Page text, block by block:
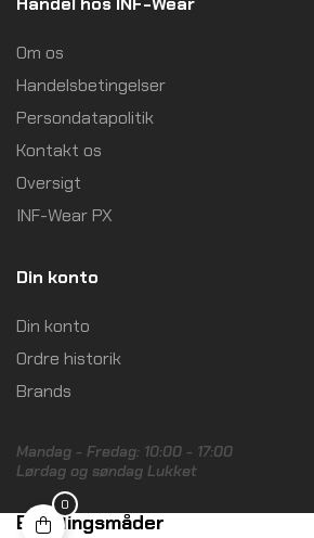
Om os
Handelsbetingelser
Persondatapolitik
Kontakt os
Oversigt
INF-Wear PX
Din konto
Din konto
Ordre historik
Brands
Mandag - Fredag: 10:00 - 17:00
Lørdag og søndag Lukket
Betalingsmåder
0